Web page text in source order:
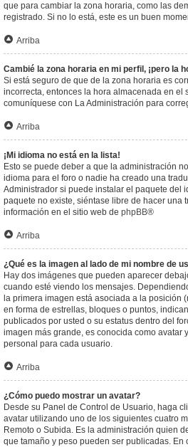
que para cambiar la zona horaria, como las
registrado. Si no lo está, este es un buen
Arriba
Cambié la zona horaria en mi perfil, ¡pero la
Si está seguro de que de la zona horaria es
incorrecta, entonces la hora almacenada en el
comuníquese con La Administración para
Arriba
¡Mi idioma no está en la lista!
Esto se puede deber a que la administración
idioma para el foro o nadie ha creado una
Administrador si puede instalar el paquete del
paquete no existe, siéntase libre de hacer una
información en el sitio web de phpBB®
Arriba
¿Qué es la imagen al lado de mi nombre de
Hay dos imágenes que pueden aparecer
cuando esté viendo los mensajes.
la primera imagen está asociada a la posición
en forma de estrellas, bloques o puntos,
publicados por usted o su estatus dentro del
imagen más grande, es conocida como avatar
personal para cada usuario.
Arriba
¿Cómo puedo mostrar un avatar?
Desde su Panel de Control de Usuario, haga
avatar utilizando uno de los siguientes cuatro
Remoto o Subida. Es la administración quien
que tamaño y peso pueden ser publicadas. En